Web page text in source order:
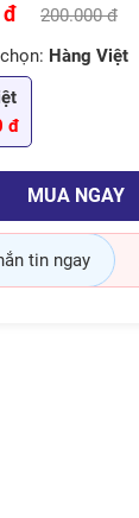
đ 200.000 đ
Hàng Việt
đ
MUA NGAY
tin ngay